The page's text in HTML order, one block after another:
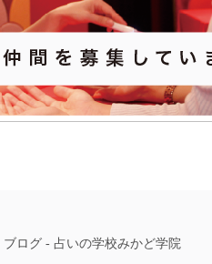
ブログ- 占いの学校みかど学院